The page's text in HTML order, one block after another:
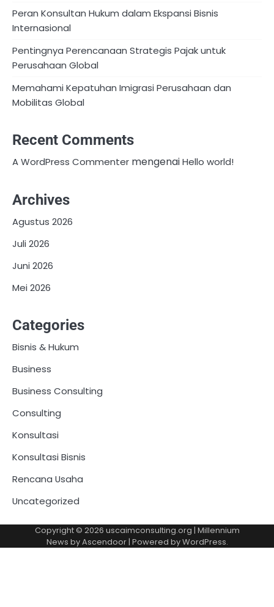
Peran Konsultan Hukum dalam Ekspansi Bisnis
Internasional
Pentingnya Perencanaan Strategis Pajak untuk
Perusahaan Global
Memahami Kepatuhan Imigrasi Perusahaan dan
Mobilitas Global
Recent Comments
A WordPress Commenter mengenaiHello world!
Archives
Agustus 2026
Juli 2026
Juni 2026
Mei 2026
Categories
Bisnis & Hukum
Business
Business Consulting
Consulting
Konsultasi
Konsultasi Bisnis
Rencana Usaha
Uncategorized
Copyright © 2026 uscaimconsulting.org | Millennium
News byAscendoor| Powered byWordPress.